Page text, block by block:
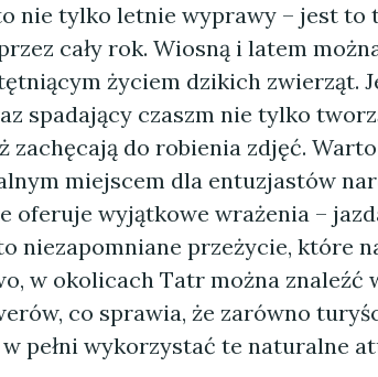
nie tylko letnie wyprawy – jest to
cały rok. Wiosną i latem
życiem dzikich zwierząt.
spadający czaszm nie tylko
zachęcają do robienia zdjęć.
miejscem dla entuzjastów
oferuje wyjątkowe wrażenia –
niezapomniane przeżycie, które
w okolicach Tatr można znaleźć
co sprawia, że zarówno
pełni wykorzystać te naturalne